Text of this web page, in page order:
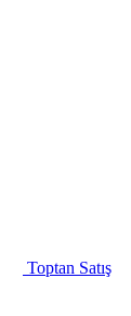
Toptan Satış